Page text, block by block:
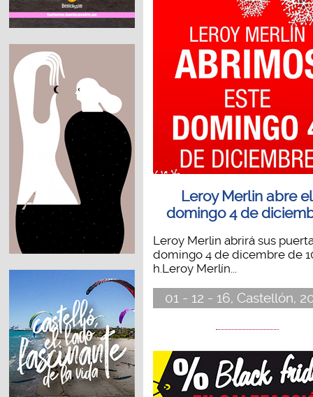
Leroy Merlin abre el
domingo 4 de
Leroy Merlin abrirá sus
domingo 4 de dicembre de
h.Leroy Merlín...
01 - 12 - 16, Castellón,